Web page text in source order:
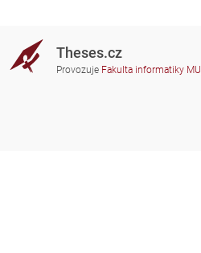
Theses.cz
Provozuje Fakulta informatiky MU